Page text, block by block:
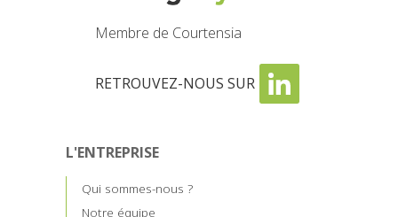
Membre de Courtensia
RETROUVEZ-NOUS SUR
L'ENTREPRISE
Qui sommes-nous ?
Notre équipe